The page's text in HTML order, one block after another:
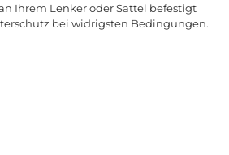
Ihrem Lenker oder Sattel befestigt
bei widrigsten Bedingungen.